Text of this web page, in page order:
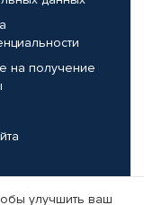
на получение
улучшить ваш